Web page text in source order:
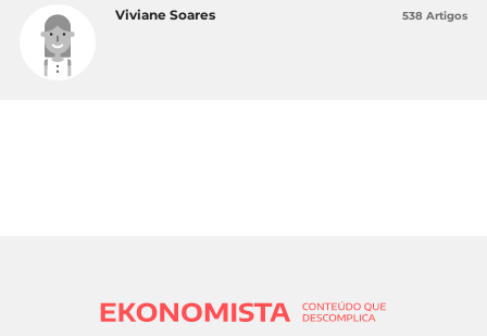
Viviane Soares 538 Artigos